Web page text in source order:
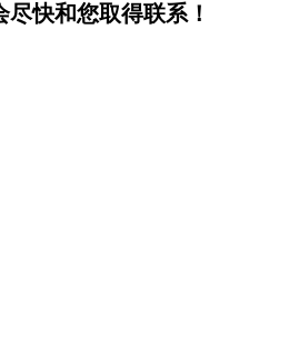
快和您取得联系！